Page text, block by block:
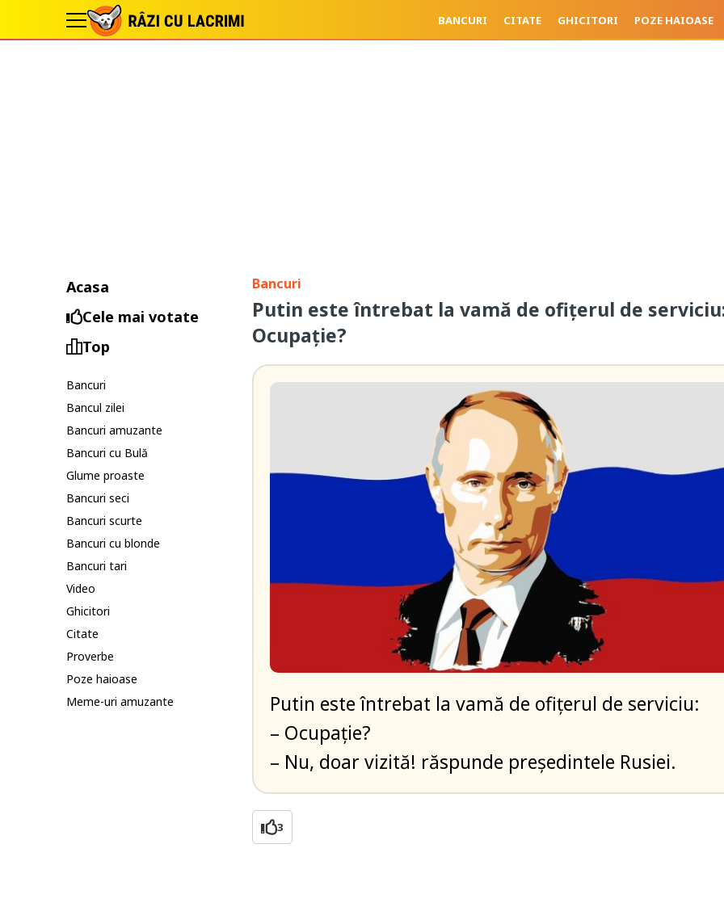
BANCURI CITATE GHICITORI POZE HAIOASE
Acasa
Cele mai votate
Top
Bancuri
Bancul zilei
Bancuri amuzante
Bancuri cu Bulă
Glume proaste
Bancuri seci
Bancuri scurte
Bancuri cu blonde
Bancuri tari
Video
Ghicitori
Citate
Proverbe
Poze haioase
Meme-uri amuzante
Bancuri
Putin este întrebat la vamă de ofiţerul de
Ocupaţie?
Putin este întrebat la vamă de ofiţerul de serviciu:
– Ocupaţie?
– Nu, doar vizită! răspunde preşedintele Rusiei.
3